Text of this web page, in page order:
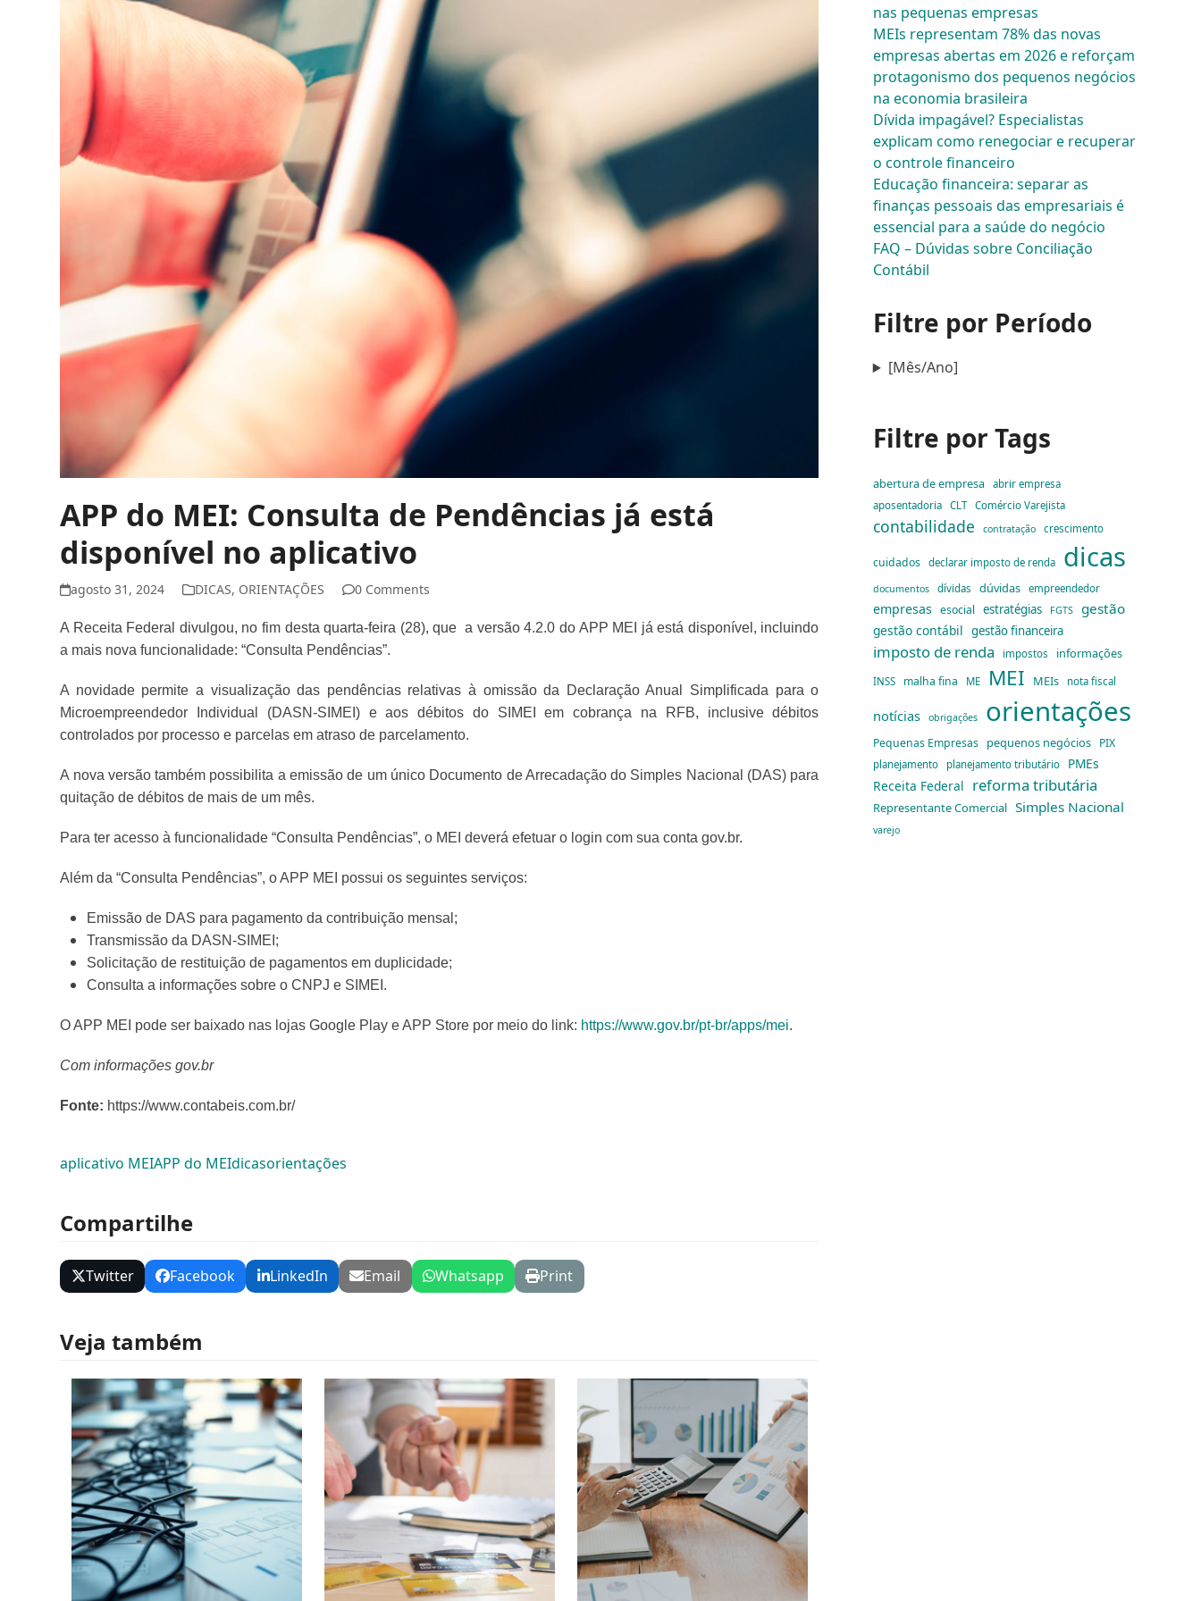
APP do MEI: Consulta de Pendências já está
disponível no aplicativo
agosto 31, 2024 DICAS, ORIENTAÇÕES 0 Comments
A Receita Federal divulgou, no fim desta quarta-feira (28), que a versão 4.2.0 do APP MEI já está disponível, incluindo
a mais nova funcionalidade: “Consulta Pendências”.
A novidade permite a visualização das pendências relativas à omissão da Declaração Anual Simplificada para o
Microempreendedor Individual (DASN-SIMEI) e aos débitos do SIMEI em cobrança na RFB, inclusive débitos
controlados por processo e parcelas em atraso de parcelamento.
A nova versão também possibilita a emissão de um único Documento de Arrecadação do Simples Nacional (DAS) para
quitação de débitos de mais de um mês.
Para ter acesso à funcionalidade “Consulta Pendências”, o MEI deverá efetuar o login com sua conta gov.br.
Além da “Consulta Pendências”, o APP MEI possui os seguintes serviços:
Emissão de DAS para pagamento da contribuição mensal;
Transmissão da DASN-SIMEI;
Solicitação de restituição de pagamentos em duplicidade;
Consulta a informações sobre o CNPJ e SIMEI.
O APP MEI pode ser baixado nas lojas Google Play e APP Store por meio do link: https://www.gov.br/pt-br/apps/mei.
Com informações gov.br
Fonte: https://www.contabeis.com.br/
aplicativo MEIAPP do MEIdicasorientações
Compartilhe
Twitter Facebook LinkedIn Email Whatsapp Print
Veja também
nas pequenas empresas
MEIs representam 78% das novas
empresas abertas em 2026 e reforçam
protagonismo dos pequenos negócios
na economia brasileira
Dívida impagável? Especialistas
explicam como renegociar e recuperar
o controle financeiro
Educação financeira: separar as
finanças pessoais das empresariais é
essencial para a saúde do negócio
FAQ – Dúvidas sobre Conciliação
Contábil
Filtre por Período
[Mês/Ano]
Filtre por Tags
abertura de empresa
abrir empresa
aposentadoria
CLT Comércio Varejista
contabilidade contratação crescimento
cuidados declarar imposto de renda dicas
documentos dívidas dúvidas empreendedor
empresas esocial estratégias FGTS gestão
gestão contábil gestão financeira
imposto de renda impostos informações
INSS malha fina ME MEI MEIs nota fiscal
notícias obrigações orientações
Pequenas Empresas pequenos negócios PIX
planejamento planejamento tributário
PMEs
Receita Federal reforma tributária
Representante Comercial Simples Nacional
varejo